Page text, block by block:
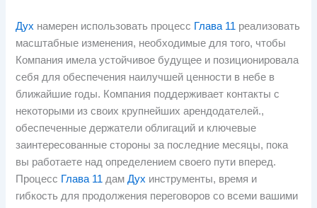
Дух намерен использовать процесс Глава 11 реализовать
масштабные изменения, необходимые для того, чтобы
Компания имела устойчивое будущее и позиционировала
себя для обеспечения наилучшей ценности в небе в
ближайшие годы. Компания поддерживает контакты с
некоторыми из своих крупнейших арендодателей.,
обеспеченные держатели облигаций и ключевые
заинтересованные стороны за последние месяцы, пока
вы работаете над определением своего пути вперед.
Процесс Глава 11 дамДух инструменты, время и
гибкость для продолжения переговоров со всеми вашими